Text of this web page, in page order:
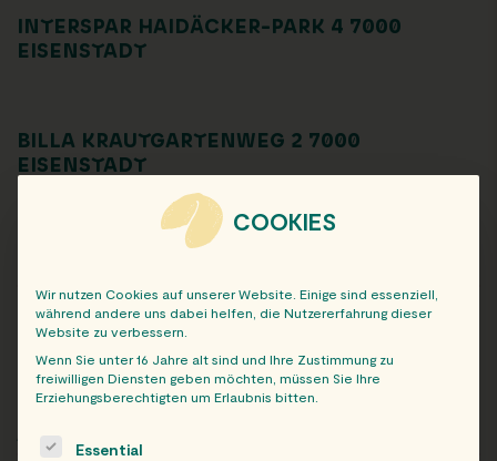
INTERSPAR HAIDÄCKER-PARK 4 7000
EISENSTADT
BILLA KRAUTGARTENWEG 2 7000
EISENSTADT
Alle
ARCHIV
COOKIES
Wir nutzen Cookies auf unserer Website. Einige sind essenziell,
während andere uns dabei helfen, die Nutzererfahrung dieser
Website zu verbessern.
Wenn Sie unter 16 Jahre alt sind und Ihre Zustimmung zu
freiwilligen Diensten geben möchten, müssen Sie Ihre
Erziehungsberechtigten um Erlaubnis bitten.
The following is a list of service groups for which consent
Essential